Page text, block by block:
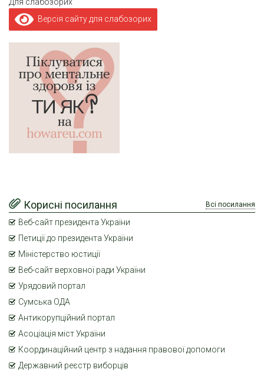
Версія сайту для слабозорих
Корисні посилання Всі посилання
Веб-сайт президента України
Петиції до президента України
Міністерство юстиції
Веб-сайт верховної ради України
Урядовий портал
Сумська ОДА
Антикорупційний портал
Асоціація міст України
Координаційний центр з надання правової допомоги
Державний реєстр виборців